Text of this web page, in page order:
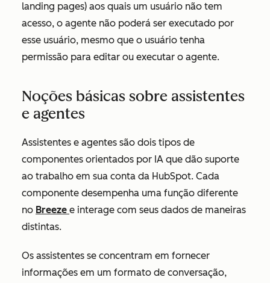
landing pages) aos quais um usuário não tem
acesso, o agente não poderá ser executado por
esse usuário, mesmo que o usuário tenha
permissão para editar ou executar o agente.
Noções básicas sobre assistentes
e agentes
Assistentes e agentes são dois tipos de
componentes orientados por IA que dão suporte
ao trabalho em sua conta da HubSpot. Cada
componente desempenha uma função diferente
no Breeze e interage com seus dados de maneiras
distintas.
Os assistentes se concentram em fornecer
informações em um formato de conversação,